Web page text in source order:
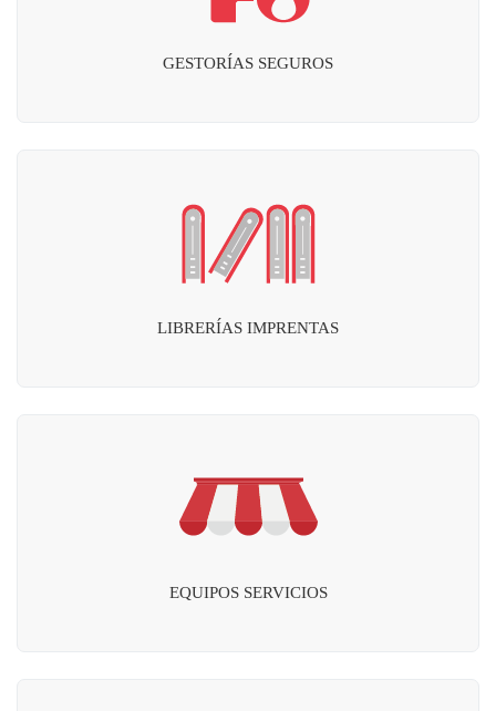
GESTORÍAS SEGUROS
LIBRERÍAS IMPRENTAS
EQUIPOS SERVICIOS